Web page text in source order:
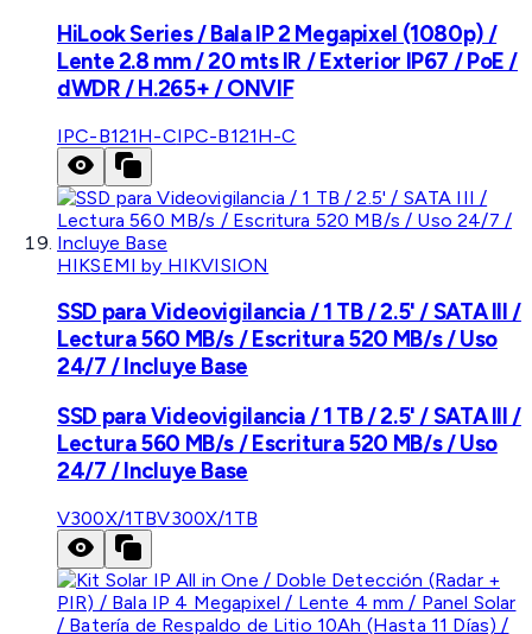
HiLook Series / Bala IP 2 Megapixel (1080p) /
Lente 2.8 mm / 20 mts IR / Exterior IP67 / PoE /
dWDR / H.265+ / ONVIF
IPC-B121H-CIPC-B121H-C
HIKSEMI by HIKVISION
SSD para Videovigilancia / 1 TB / 2.5' / SATA III /
Lectura 560 MB/s / Escritura 520 MB/s / Uso
24/7 / Incluye Base
SSD para Videovigilancia / 1 TB / 2.5' / SATA III /
Lectura 560 MB/s / Escritura 520 MB/s / Uso
24/7 / Incluye Base
V300X/1TBV300X/1TB